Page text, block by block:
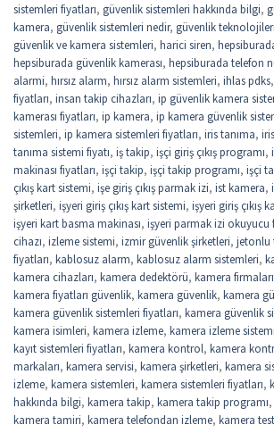
sistemleri fiyatları, güvenlik sistemleri hakkında bilgi,
kamera, güvenlik sistemleri nedir, güvenlik teknolojileri
güvenlik ve kamera sistemleri, harici siren,
hepsiburada güvenlik kamerası, hepsiburada telefon
alarmi, hırsız alarm, hırsız alarm sistemleri, ihlas pdks,
fiyatları, insan takip cihazları, ip güvenlik kamera
kamerası fiyatları, ip kamera, ip kamera güvenlik
sistemleri, ip kamera sistemleri fiyatları, iris tanıma,
tanıma sistemi fiyatı, iş takip, işçi giriş çıkış programı,
makinası fiyatları, işçi takip, işçi takip programı, işçi
çıkış kart sistemi, işe giriş çıkış parmak izi, ist kamera,
şirketleri, işyeri giriş çıkış kart sistemi, işyeri giriş çıkış
işyeri kart basma makinası, işyeri parmak izi okuyucu
cihazı, izleme sistemi, izmir güvenlik şirketleri, jetonlu
fiyatları, kablosuz alarm, kablosuz alarm sistemleri,
kamera cihazları, kamera dedektörü, kamera firmaları
kamera fiyatları güvenlik, kamera güvenlik, kamera
kamera güvenlik sistemleri fiyatları, kamera güvenlik
kamera isimleri, kamera izleme, kamera izleme sistemi
kayıt sistemleri fiyatları, kamera kontrol, kamera
markaları, kamera servisi, kamera şirketleri, kamera
izleme, kamera sistemleri, kamera sistemleri fiyatları,
hakkında bilgi, kamera takip, kamera takip programı,
kamera tamiri, kamera telefondan izleme, kamera test